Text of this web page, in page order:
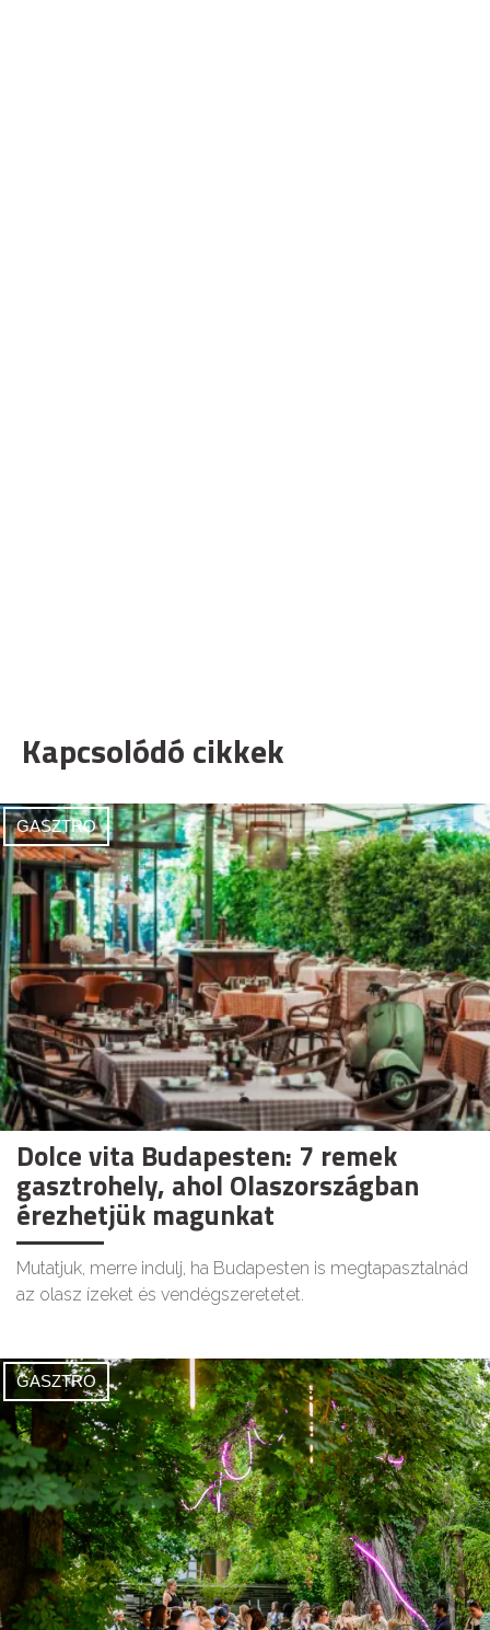
Kapcsolódó cikkek
GASZTRO
Dolce vita Budapesten: 7 remek
gasztrohely, ahol Olaszországban
érezhetjük magunkat
Mutatjuk, merre indulj, ha Budapesten is megtapasztalnád
az olasz ízeket és vendégszeretetet.
GASZTRO